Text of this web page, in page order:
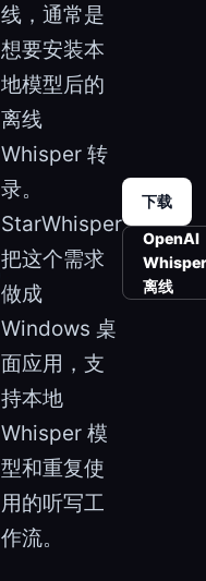
线，通常是
想要安装本
地模型后的
离线
Whisper 转
录。
StarWhisper
把这个需求
做成
Windows 桌
面应用，支
持本地
Whisper 模
型和重复使
用的听写工
作流。
下载
OpenAI
Whisper
离线